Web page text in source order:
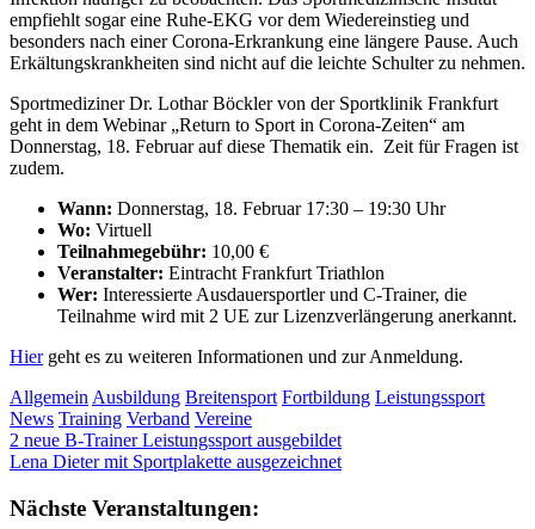
empfiehlt sogar eine Ruhe-EKG vor dem Wiedereinstieg und
besonders nach einer Corona-Erkrankung eine längere Pause. Auch
Erkältungskrankheiten sind nicht auf die leichte Schulter zu nehmen.
Sportmediziner Dr. Lothar Böckler von der Sportklinik Frankfurt
geht in dem Webinar „Return to Sport in Corona-Zeiten“ am
Donnerstag, 18. Februar auf diese Thematik ein. Zeit für Fragen ist
zudem.
Wann: Donnerstag, 18. Februar 17:30 – 19:30 Uhr
Wo: Virtuell
Teilnahmegebühr: 10,00 €
Veranstalter: Eintracht Frankfurt Triathlon
Wer: Interessierte Ausdauersportler und C-Trainer, die
Teilnahme wird mit 2 UE zur Lizenzverlängerung anerkannt.
Hiergeht es zu weiteren Informationen und zur Anmeldung.
AllgemeinAusbildung Breitensport Fortbildung Leistungssport
News Training Verband Vereine
Beitragsnavigation
Vorheriger
Beitrag:
2 neue B-Trainer Leistungssport ausgebildet
Nächster
Lena Dieter mit Sportplakette ausgezeichnet
Nächste Veranstaltungen: